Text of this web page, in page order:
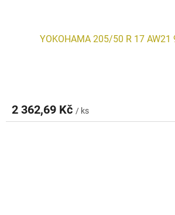
YOKOHAMA 205/50 R 17 AW21
2 362,69 Kč / ks